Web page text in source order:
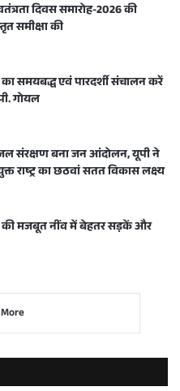
दिवस समारोह-2026 की
समीक्षा की
का समयबद्ध एवं पारदर्शी संचालन करें
गोयल
संरक्षण बना जन आंदोलन, यूपी ने
राष्ट्र का छठवां सतत विकास लक्ष्य
की मजबूत नींव में बेहतर सड़कें और